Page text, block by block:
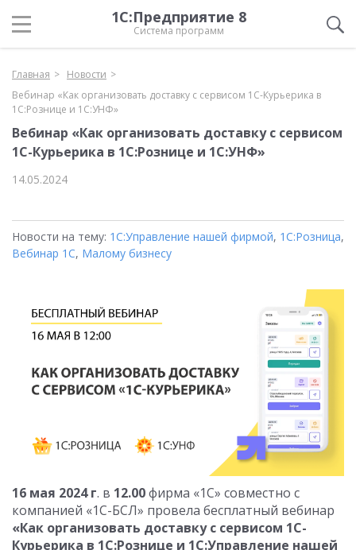
1С:Предприятие 8
Система программ
Главная
Новости
Вебинар «Как организовать доставку с сервисом 1С-Курьерика в
1С:Рознице и 1С:УНФ»
Вебинар «Как организовать доставку с сервисом
1С-Курьерика в 1С:Рознице и 1С:УНФ»
14.05.2024
Новости на тему: 1С:Управление нашей фирмой, 1С:Розница,
Вебинар 1С, Малому бизнесу
16 мая 2024 г. в 12.00фирма «1С» совместно с
компанией «1С-БСЛ» провела бесплатный вебинар
«Как организовать доставку с сервисом 1С-
Курьерика в 1С:Рознице и 1С:Управление нашей